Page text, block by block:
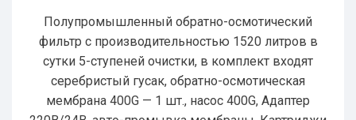
Полупромышленный обратно-осмотический
фильтр с производительностью 1520 литров в
сутки 5-ступеней очистки, в комплект входят
серебристый гусак, обратно-осмотическая
мембрана 400G — 1 шт., насос 400G, Адаптер